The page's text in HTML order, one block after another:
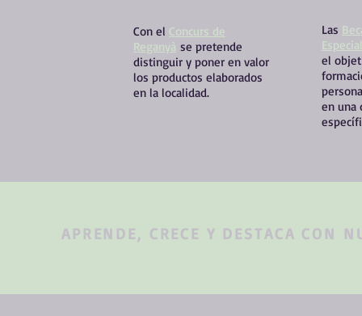
Con el Concurs de
Reganyà se pretende
distinguir y poner en valor
los productos elaborados
en la localidad.
Las
el
en una
APRENDE, CRECE Y DESTACA CON